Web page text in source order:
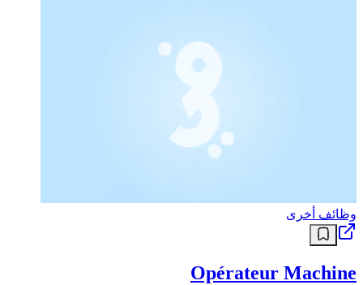
procédures de production.Capacité à travailler en équipe et à prendre
des initiatives.Rigueur, sens de l’organisation et respect des
consignes de sécurité.Disponibilité pour un contrat à durée
déterminée (CDD) ou mission.Avantages:Intégration dans une
entreprise dynamique située à Baraki.Possibilité d’évolution vers un
poste de responsable d’équipe.Encadrement et formation continue
pour développer vos compétences.Rémunération attractive selon
profil et expérience.Ambiance de travail conviviale et valorisation